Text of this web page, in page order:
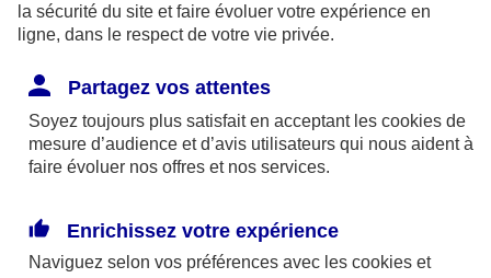
AXA France utilise vos données dans le
cadre de finalités se fondant sur les bases
Bases légales
Finalités
la sécurité du site et faire évoluer votre expérience en
ligne, dans le respect de votre vie privée.
Partagez vos attentes
Soyez toujours plus satisfait en acceptant les cookies de
mesure d’audience et d’avis utilisateurs qui nous aident à
faire évoluer nos offres et nos services.
Enrichissez votre expérience
Naviguez selon vos préférences avec les cookies et